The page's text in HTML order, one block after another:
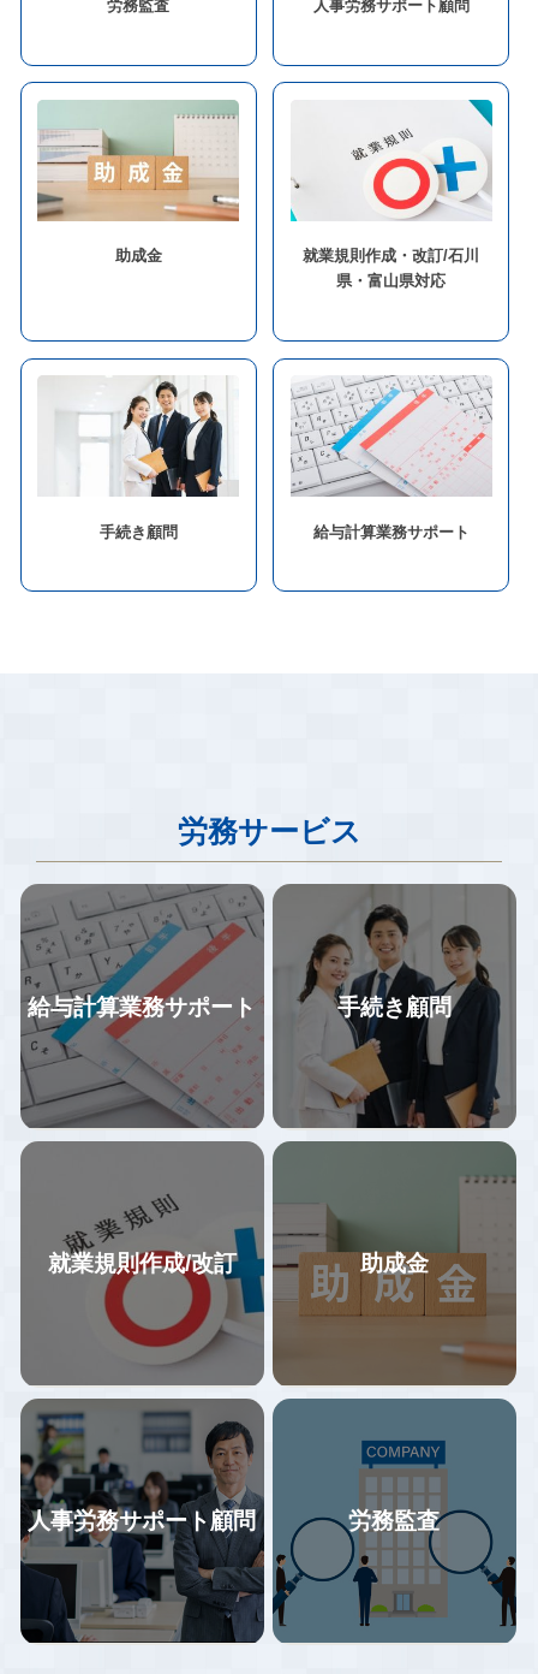
労務監査 人事労務サポート顧問
助成金
就業規則作成・改訂/石川
県・富山県対応
手続き顧問 給与計算業務サポート
労務サービス
給与計算業務サポート
企業の特徴に合わせた業務フロ
ーの構築、年間業務カレンダー
にて作業スケジュールを管理。
給与計算業務をミスなくスムー
ズに行うため、業務フロー変更
をご提案いただいた場合、業務
の効率化と改善に向けてサポー
トします。
社会保険労務士事務所リジョイ
スでは石川・富山の企業様を中
心に、労働保険・社会保険等の
諸手続きを行ってまいりまし
た。給与計算のアウトソーシン
グをご検討されている企業様は
ぜひ一度ご相談ください。
手続き顧問
社２名体制で情報共有しながら
対応しているので、属人化して
おらず、担当者が引き継ぎなく
何もわからない状況がないよう
にしています。
手続担当と労務担当が同時に情
報を得る事でスピード感を持っ
た対応、給付金の申請漏れ防止
や労務トラブルの早期予防に繋
がっています。
就業規則作成/改訂
当事務所では、貴社の状況をヒ
アリングさせていただいた上
で、貴社に最適な就業規則を提
助成金
助成金は雇用保険の適用事業所
であれば殆ど業種を問わず活用
できるものです。しかし「ちょ
人事労務サポート顧問 労務監査